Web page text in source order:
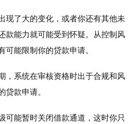
现了大的变化，或者你还有其他未
款能力就可能受到怀疑。从控制风
可能限制你的贷款申请。
，系统在审核资格时出于合规和风
款申请。
可能暂时关闭借款通道，这时你只